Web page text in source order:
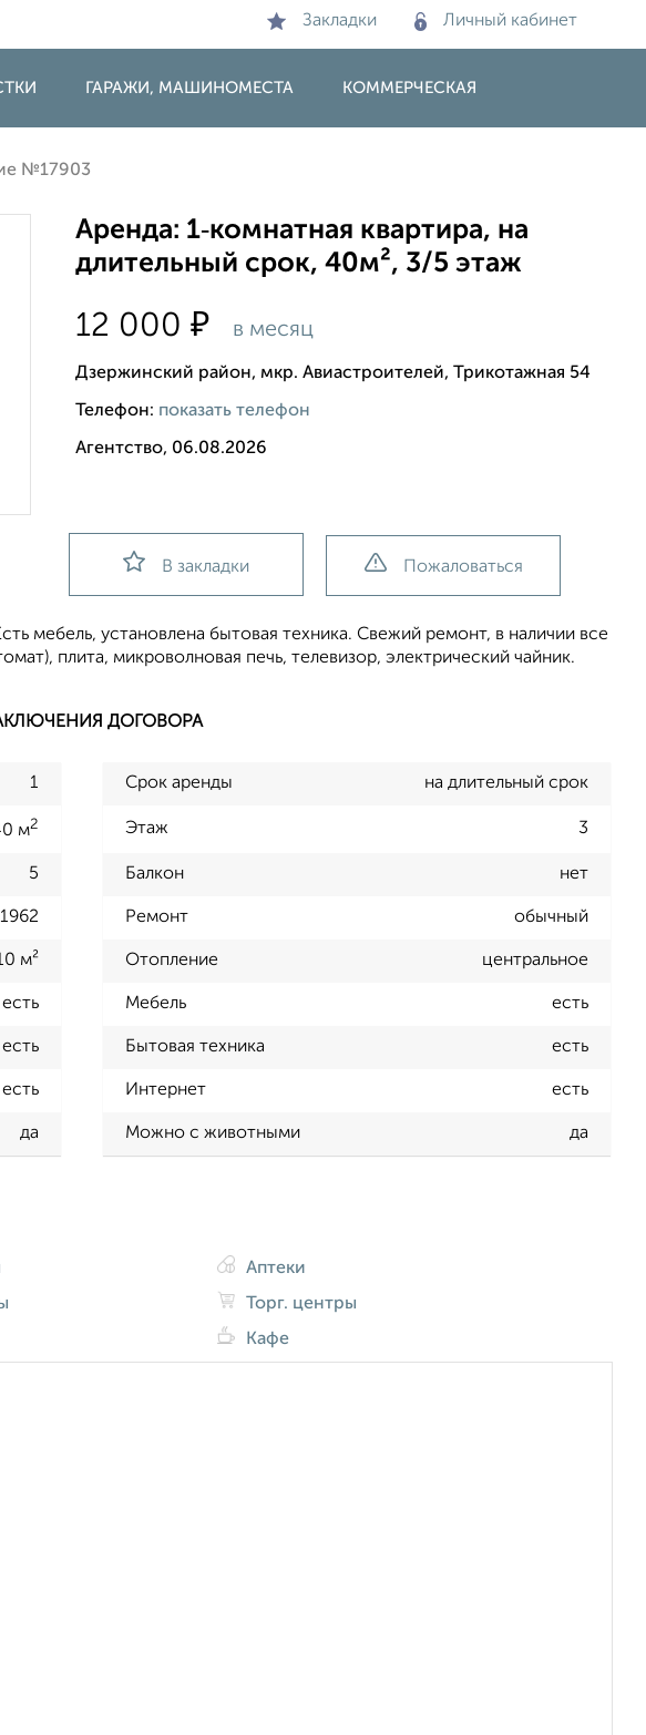
Закладки Личный кабинет
ГАРАЖИ, МАШИНОМЕСТА КОММЕРЧЕСКАЯ
№17903
Аренда: 1‑комнатная квартира, на
длительный срок, 40м², 3/5 этаж
12 000₽ в месяц
Дзержинский район, мкр. Авиастроителей, Трикотажная 54
Телефон: показать телефон
Агентство, 06.08.2026
В закладки Пожаловаться
мебель, установлена бытовая техника. Свежий ремонт, в наличии все
плита, микроволновая печь, телевизор, электрический чайник.
ДОГОВОРА
1 Срок аренды на длительный срок
м2 Этаж 3
5 Балкон нет
1962 Ремонт обычный
м² Отопление центральное
есть Мебель есть
есть Бытовая техника есть
есть Интернет есть
да Можно с животными да
Аптеки
Торг. центры
Кафе